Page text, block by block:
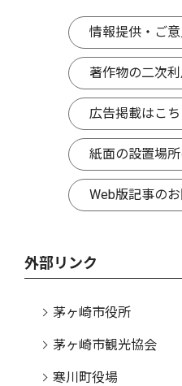
情報提供・ご
著作物の二次
広告掲載はこち
紙面の設置場
Web版記事の
外部リンク
茅ヶ崎市役所
茅ヶ崎市観光協会
寒川町役場